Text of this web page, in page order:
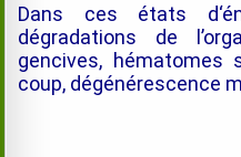
Dans ces états d
dégradations de
gencives, hématomes
coup, dégénérescence